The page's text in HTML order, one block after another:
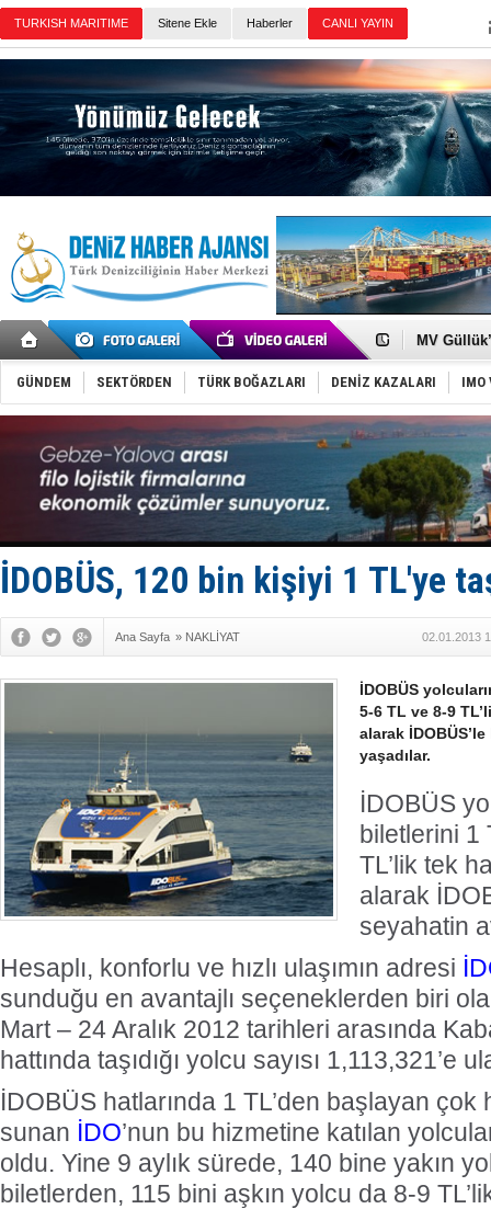
TURKISH MARITIME Sitene Ekle Haberler CANLI YAYIN
Şahika
MV
Denizde
Füze ve
İran
Uzmanlar
Gemi
Makine
Dron
'REGAL
Gemide 5
Yakıt
GÜNDEM SEKTÖRDEN TÜRK BOĞAZLARI DENİZ KAZALARI IMO
İDOBÜS, 120 bin kişiyi 1 TL'ye
Ana Sayfa » NAKLİYAT 02.01.2013
İDOBÜS
5-6 TL ve 8-9
alarak
yaşadılar.
İDOBÜS
biletlerini 1
TL’lik tek
alarak
seyahatin
Hesaplı, konforlu ve hızlı ulaşımın adresi
sunduğu en avantajlı seçeneklerden biri
Mart – 24 Aralık 2012 tarihleri arasında
hattında taşıdığı yolcu sayısı 1,113,321’e
İDOBÜS hatlarında 1 TL’den başlayan çok
sunan İDO’nun bu hizmetine katılan
oldu. Yine 9 aylık sürede, 140 bine yakın
biletlerden, 115 bini aşkın yolcu da 8-9